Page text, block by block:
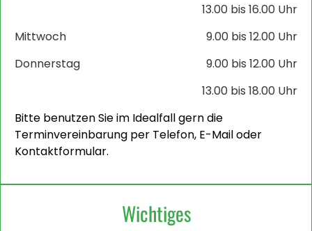
13.00 bis 16.00 Uhr
Mittwoch
9.00 bis 12.00 Uhr
Donnerstag
9.00 bis 12.00 Uhr
13.00 bis 18.00 Uhr
Bitte benutzen Sie im Idealfall gern die
Terminvereinbarung per Telefon, E-Mail oder
Kontaktformular.
Wichtiges